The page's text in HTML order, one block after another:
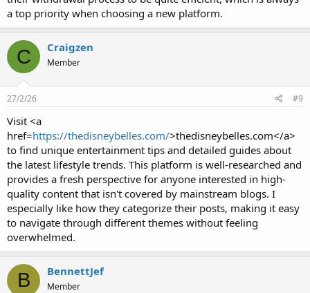
a top priority when choosing a new platform.
C Craigzen
Member
27/2/26 #9
Visit <a
href=https://thedisneybelles.com/>thedisneybelles.com</a>
to find unique entertainment tips and detailed guides about
the latest lifestyle trends. This platform is well-researched and
provides a fresh perspective for anyone interested in high-
quality content that isn't covered by mainstream blogs. I
especially like how they categorize their posts, making it easy
to navigate through different themes without feeling
overwhelmed.
B BennettJef
Member